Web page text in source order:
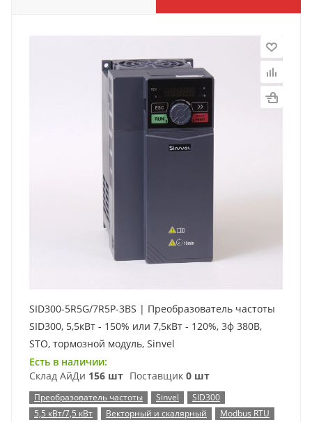
SID300-5R5G/7R5P-3BS | Преобразователь частоты
SID300, 5,5кВт - 150% или 7,5кВт - 120%, 3ф 380В,
STO, тормозной модуль, Sinvel
Есть в наличии:
Склад АйДи 156 шт Поставщик 0 шт
Преобразователь частоты Sinvel
SID300
5,5 кВт/7,5 кВт
Векторный и скалярный
Modbus RTU